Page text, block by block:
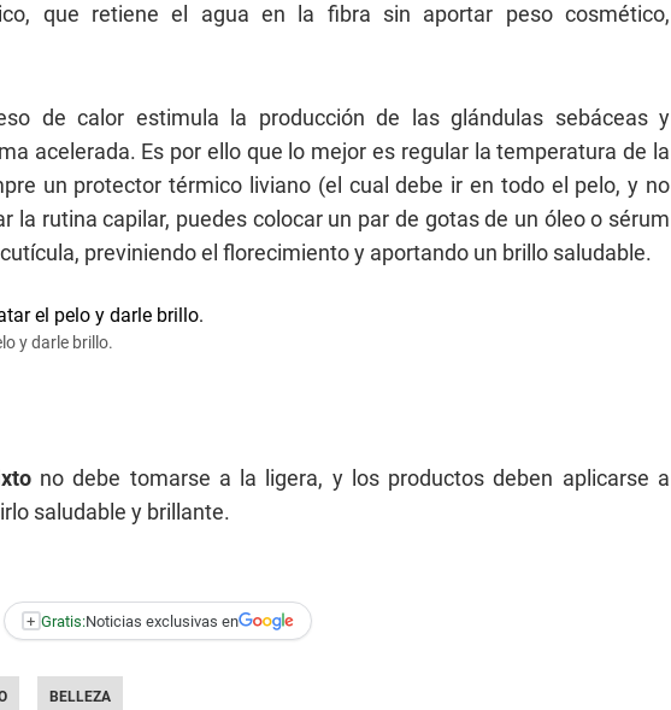
que retiene el agua en la fibra sin aportar peso cosmético,
de calor estimula la producción de las glándulas sebáceas y
acelerada. Es por ello que lo mejor es regular la temperatura de la
un protector térmico liviano (el cual debe ir en todo el pelo, y no
la rutina capilar, puedes colocar un par de gotas de un óleo o sérum
previniendo el florecimiento y aportando un brillo saludable.
y darle brillo.
no debe tomarse a la ligera, y los productos deben aplicarse a
saludable y brillante.
+ Gratis:Noticias exclusivas en
BELLEZA